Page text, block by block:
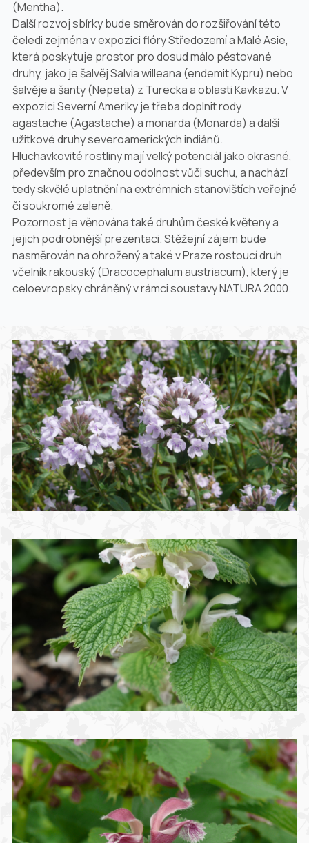
(Mentha).
Další rozvoj sbírky bude směrován do rozšiřování této
čeledi zejména v expozici flóry Středozemí a Malé Asie,
která poskytuje prostor pro dosud málo pěstované
druhy, jako je šalvějSalvia willeana (endemit Kypru) nebo
šalvěje a šanty (Nepeta) z Turecka a oblasti Kavkazu. V
expozici Severní Ameriky je třeba doplnit rody
agastache (Agastache) a monarda (Monarda) a další
užitkové druhy severoamerických indiánů.
Hluchavkovité rostliny mají velký potenciál jako okrasné,
především pro značnou odolnost vůči suchu, a nachází
tedy skvělé uplatnění na extrémních stanovištích veřejné
či soukromé zeleně.
Pozornost je věnována také druhům české květeny a
jejich podrobnější prezentaci. Stěžejní zájem bude
nasměrován na ohrožený a také v Praze rostoucí druh
včelník rakouský (Dracocephalum austriacum), který je
celoevropsky chráněný v rámci soustavy NATURA 2000.